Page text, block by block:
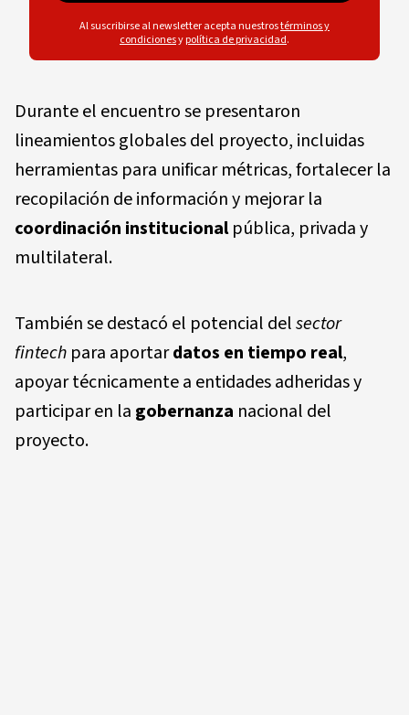
Al suscribirse al newsletter acepta nuestrostérminos y
condicionesypolítica de privacidad.
Durante el encuentro se presentaron
lineamientos globales del proyecto, incluidas
herramientas para unificar métricas, fortalecer la
recopilación de información y mejorar la
coordinación institucionalpública, privada y
multilateral.
También se destacó el potencial delsector
fintech para aportardatos en tiempo real,
apoyar técnicamente a entidades adheridas y
participar en la gobernanza nacional del
proyecto.